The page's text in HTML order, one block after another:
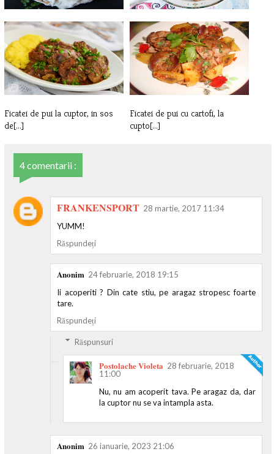
Ficatei imbracati Ficatei de pui in sos de ceapa
Ficatei de pui la cuptor, in sos
de[...]
Ficatei de pui cu cartofi, la
cupto[...]
4 comentarii :
FRANKENSPORT 28 martie, 2017 11:34
YUMM!
Răspundeți
Anonim 24 februarie, 2018 19:15
Ii acoperiti ? Din cate stiu, pe aragaz stropesc foarte
tare.
Răspundeți
Răspunsuri
Postolache Violeta 28 februarie, 2018
11:00
Nu, nu am acoperit tava. Pe aragaz da, dar
la cuptor nu se va intampla asta.
Anonim 26 ianuarie, 2023 21:06